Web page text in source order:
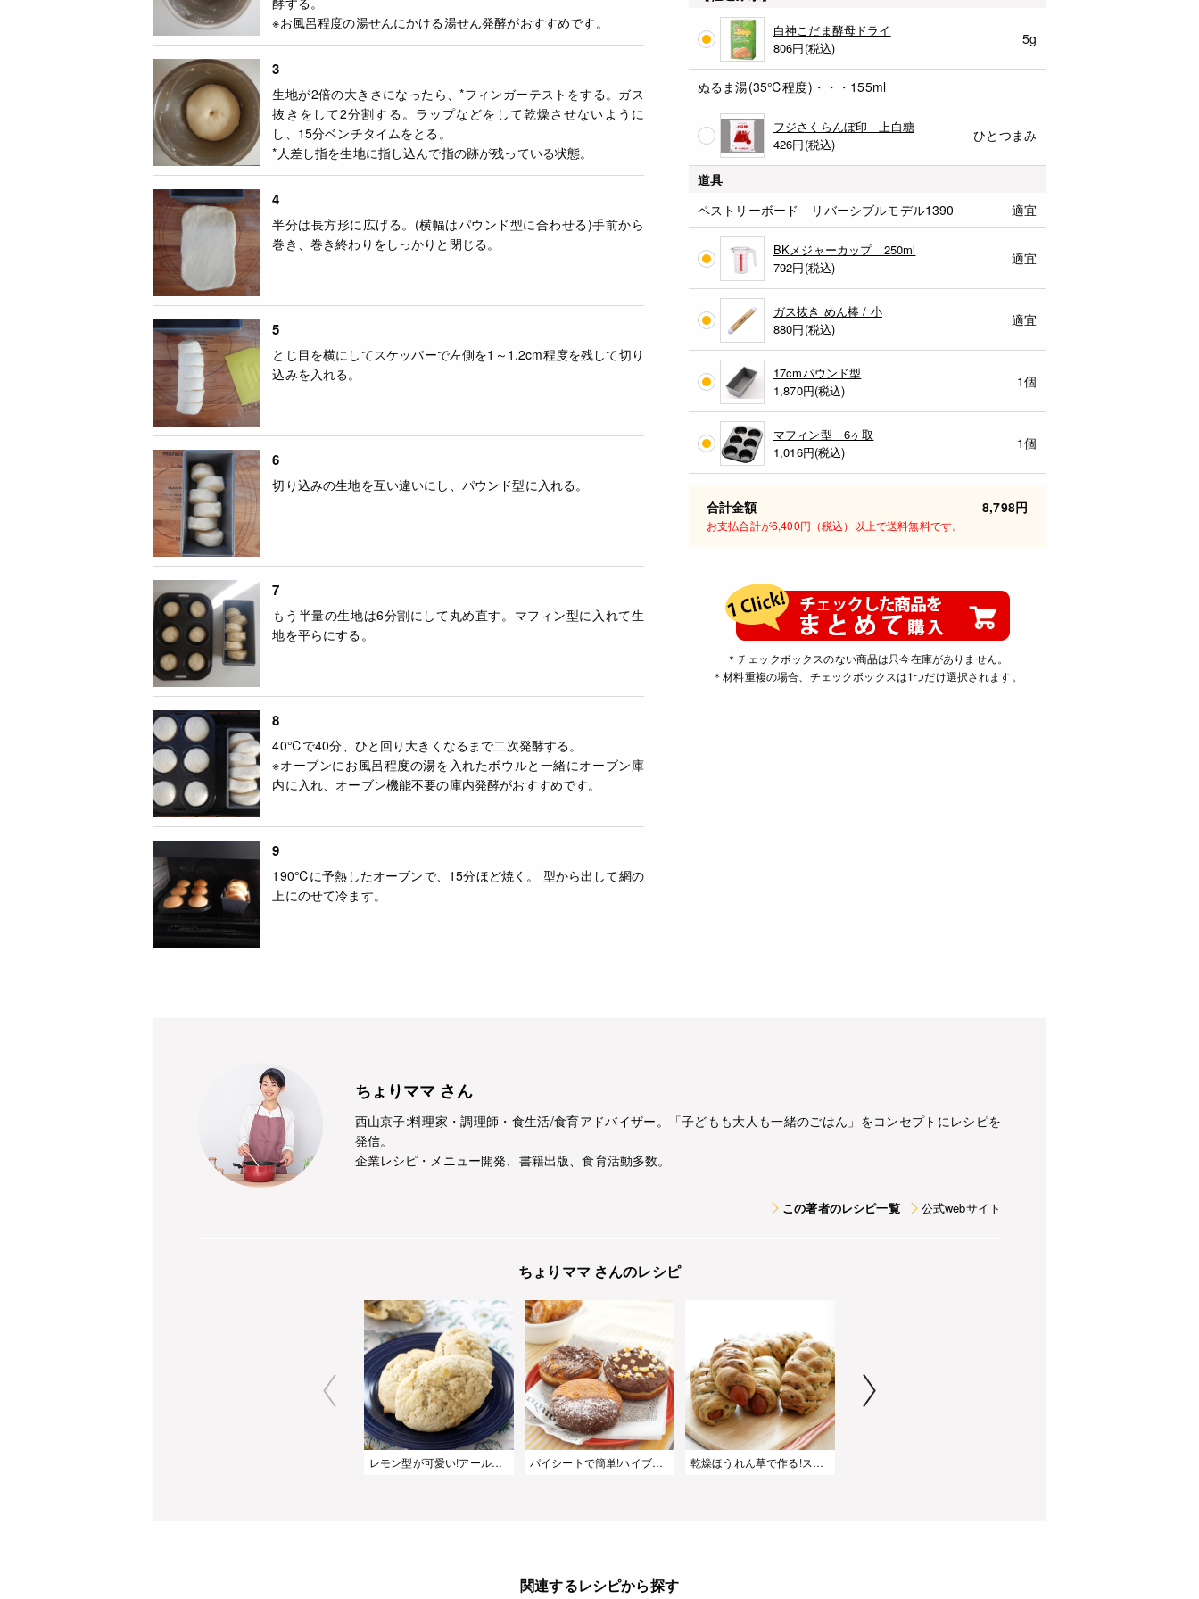
白神こだま酵母ドライ
806円(税込)
5g
ぬるま湯(35℃程度)・・・155ml
フジさくらんぼ印 上白糖
426円(税込)
ひとつまみ
道具
ペストリーボード リバーシブルモデル1390
適宜
BKメジャーカップ 250ml
792円(税込)
適宜
ガス抜き めん棒 / 小
880円(税込)
適宜
17cmパウンド型
1,870円(税込)
1個
マフィン型 6ヶ取
1,016円(税込)
1個
合計金額 8,798円
お支払合計が6,400円（税込）以上で送料無料です。
＊チェックボックスのない商品は只今在庫がありません。
＊材料重複の場合、チェックボックスは1つだけ選択されます。
※お風呂程度の湯せんにかける湯せん発酵がおすすめです。
3
生地が2倍の大きさになったら、*フィンガーテストをする。ガス
抜きをして2分割する。ラップなどをして乾燥させないように
し、15分ベンチタイムをとる。
*人差し指を生地に指し込んで指の跡が残っている状態。
4
半分は長方形に広げる。(横幅はパウンド型に合わせる)手前から
巻き、巻き終わりをしっかりと閉じる。
5
とじ目を横にしてスケッパーで左側を1～1.2cm程度を残して切り
込みを入れる。
6
切り込みの生地を互い違いにし、パウンド型に入れる。
7
もう半量の生地は6分割にして丸め直す。マフィン型に入れて生
地を平らにする。
8
40℃で40分、ひと回り大きくなるまで二次発酵する。
※オーブンにお風呂程度の湯を入れたボウルと一緒にオーブン庫
内に入れ、オーブン機能不要の庫内発酵がおすすめです。
9
190℃に予熱したオーブンで、15分ほど焼く。 型から出して網の
上にのせて冷ます。
ちょりママ さん
西山京子:料理家・調理師・食生活/食育アドバイザー。「子どもも大人も一緒のごはん」をコンセプトにレシピを
発信。
企業レシピ・メニュー開発、書籍出版、食育活動多数。
この著者のレシピ一覧 公式webサイト
ちょりママ さんのレシピ
レモン型が可愛い!アールグレイレモンパン パイシートで簡単!ハイブリッドスイーツ『クロナッツ』 乾燥ほうれん草で作る!スピナッチソーセージドッグ
関連するレシピから探す